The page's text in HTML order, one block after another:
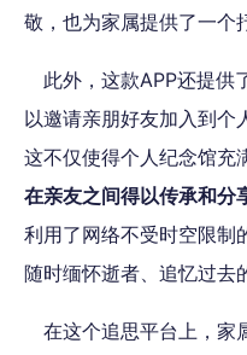
敬，也为家属提供了一个
此外，这款APP还提供
以邀请亲朋好友加入到个
这不仅使得个人纪念馆充
在亲友之间得以传承和分
利用了网络不受时空限制
随时缅怀逝者、追忆过去
在这个追思平台上，家